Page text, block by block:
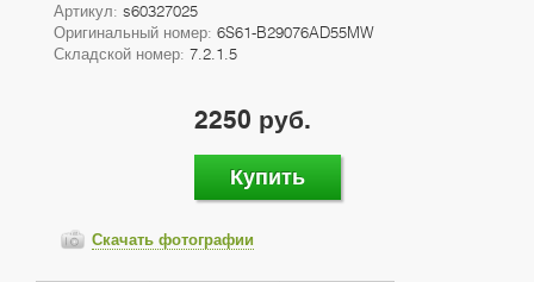
Артикул: s60327025
Оригинальный номер: 6S61-B29076AD55MW
Складской номер: 7.2.1.5
2250 руб.
Купить
Скачать фотографии